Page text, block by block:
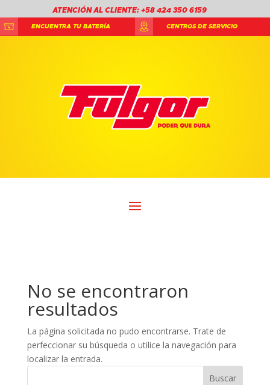
ATENCIÓN AL CLIENTE: +58 424 350 6159
ENCUENTRA TU BATERÍA CENTROS DE SERVICIO
No se encontraron
resultados
La página solicitada no pudo encontrarse. Trate de
perfeccionar su búsqueda o utilice la navegación para
localizar la entrada.
Buscar